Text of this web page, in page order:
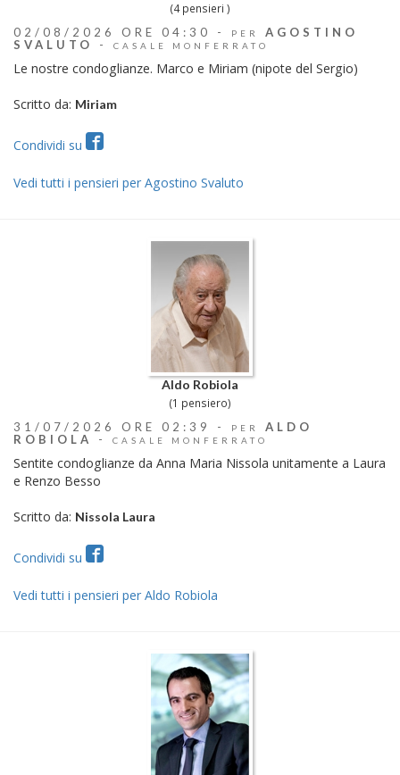
(4 pensieri )
02/08/2026 ORE 04:30 - PER
AGOSTINO
SVALUTO
- CASALE MONFERRATO
Le nostre condoglianze. Marco e Miriam (nipote del Sergio)
Scritto da: Miriam
Condividi su
Vedi tutti i pensieri per Agostino Svaluto
Aldo Robiola
(1 pensiero)
31/07/2026 ORE 02:39 - PER
ALDO
ROBIOLA
- CASALE MONFERRATO
Sentite condoglianze da Anna Maria Nissola unitamente a Laura
e Renzo Besso
Scritto da: Nissola Laura
Condividi su
Vedi tutti i pensieri per Aldo Robiola